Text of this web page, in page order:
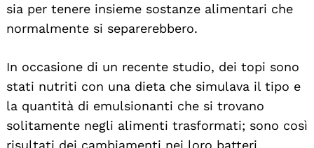
sia per tenere insieme sostanze alimentari che
normalmente si separerebbero.
In occasione di un recente studio, dei topi sono
stati nutriti con una dieta che simulava il tipo e
la quantità di emulsionanti che si trovano
solitamente negli alimenti trasformati; sono così
risultati dei cambiamenti nei loro batteri